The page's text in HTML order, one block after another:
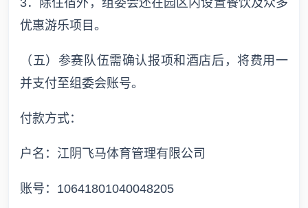
优惠游乐项目。
（五）参赛队伍需确认报项和酒店后，将费用一
并支付至组委会账号。
付款方式：
户名：江阴飞马体育管理有限公司
账号：10641801040048205